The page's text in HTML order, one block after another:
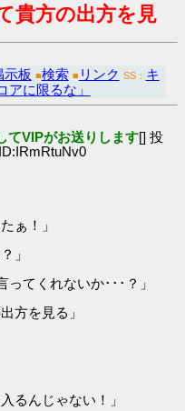
貴方の出方を見
示板 ■検索 ■ リンク SS： キ
に限るな」
てVIPがお送りします[] 投
ぁ！」
」
てくれないか･･･？」
方を見る」
るんじゃない！」